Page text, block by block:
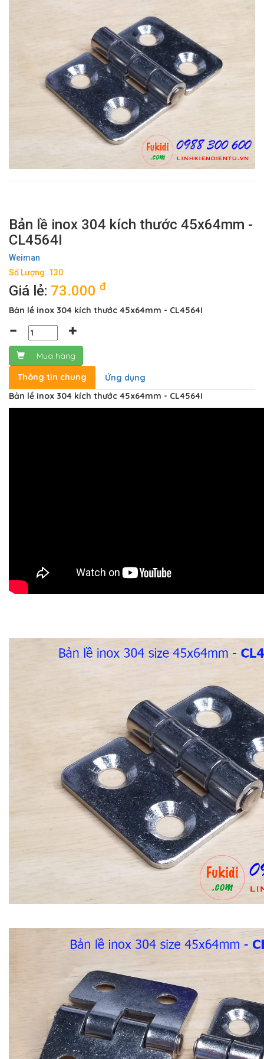
Bản lề inox 304 kích thước 45x64mm -
CL4564I
Weiman
Số Lượng: 130
Giá lẻ: 73.000 đ
Bản lề inox 304 kích thước 45x64mm - CL4564I
Mua hàng
Thông tin chung
Ứng dụng
Bản lề inox 304 kích thước 45x64mm - CL4564I